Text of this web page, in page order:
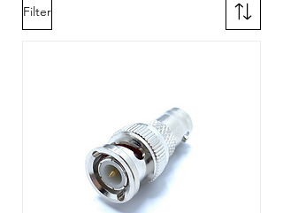
Filter